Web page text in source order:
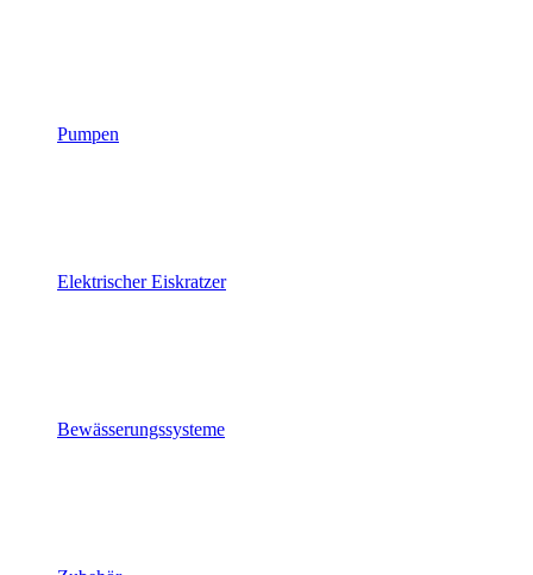
Pumpen
Elektrischer Eiskratzer
Bewässerungssysteme